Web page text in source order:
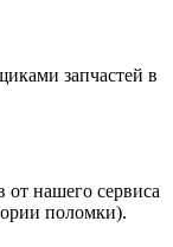
запчастей в
нашего сервиса
поломки).